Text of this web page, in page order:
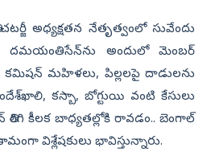
అధ్యక్షతన నేతృత్వంలో సువేందు
సేన్‌ను అందులో మెంబర్
మహిళలు, పిల్లలపై దాడులను
కస్బా, బోగ్టుయి వంటి కేసులు
కీలక బాధ్యతల్లోకి రావడం.. బెంగాల్
విశ్లేషకులు భావిస్తున్నారు.